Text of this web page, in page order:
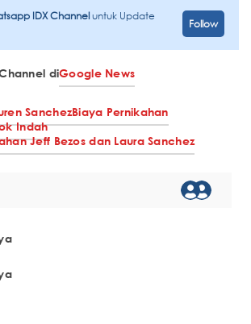
IDX Channeluntuk Update
Follow
diGoogle News
SanchezBiaya Pernikahan
Indah
Jeff Bezos dan Laura Sanchez